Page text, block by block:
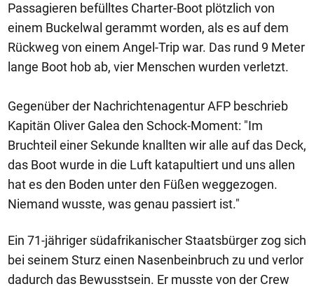
Passagieren befülltes Charter-Boot plötzlich von
einem Buckelwal gerammt worden, als es auf dem
Rückweg von einem Angel-Trip war. Das rund 9 Meter
lange Boot hob ab, vier Menschen wurden verletzt.
Gegenüber der Nachrichtenagentur AFP beschrieb
Kapitän Oliver Galea den Schock-Moment: "Im
Bruchteil einer Sekunde knallten wir alle auf das Deck,
das Boot wurde in die Luft katapultiert und uns allen
hat es den Boden unter den Füßen weggezogen.
Niemand wusste, was genau passiert ist."
Ein 71-jähriger südafrikanischer Staatsbürger zog sich
bei seinem Sturz einen Nasenbeinbruch zu und verlor
dadurch das Bewusstsein. Er musste von der Crew